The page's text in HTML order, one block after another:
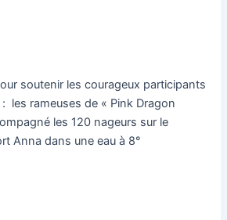
soutenir les courageux participants
les rameuses de « Pink Dragon
les 120 nageurs sur le
Anna dans une eau à 8°